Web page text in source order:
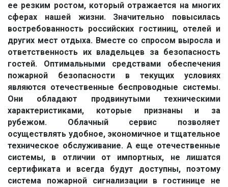
ее резким ростом, который отражается на многих
сферах нашей жизни. Значительно повысилась
востребованность российских гостиниц, отелей и
других мест отдыха. Вместе со спросом выросла и
ответственность их владельцев за безопасность
гостей. Оптимальными средствами обеспечения
пожарной безопасности в текущих условиях
являются отечественные беспроводные системы.
Они обладают продвинутыми техническими
характеристиками, которые признаны и за
рубежом. Облачный сервис позволяет
осуществлять удобное, экономичное и тщательное
техническое обслуживание. А еще отечественные
системы, в отличии от импортных, не лишатся
сертификата и всегда будут доступны, поэтому
система пожарной сигнализации в гостинице не